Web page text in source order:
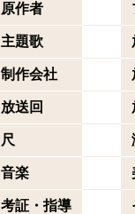
原作者
主題歌
制作会社
放送回
尺
音楽
考証・指導